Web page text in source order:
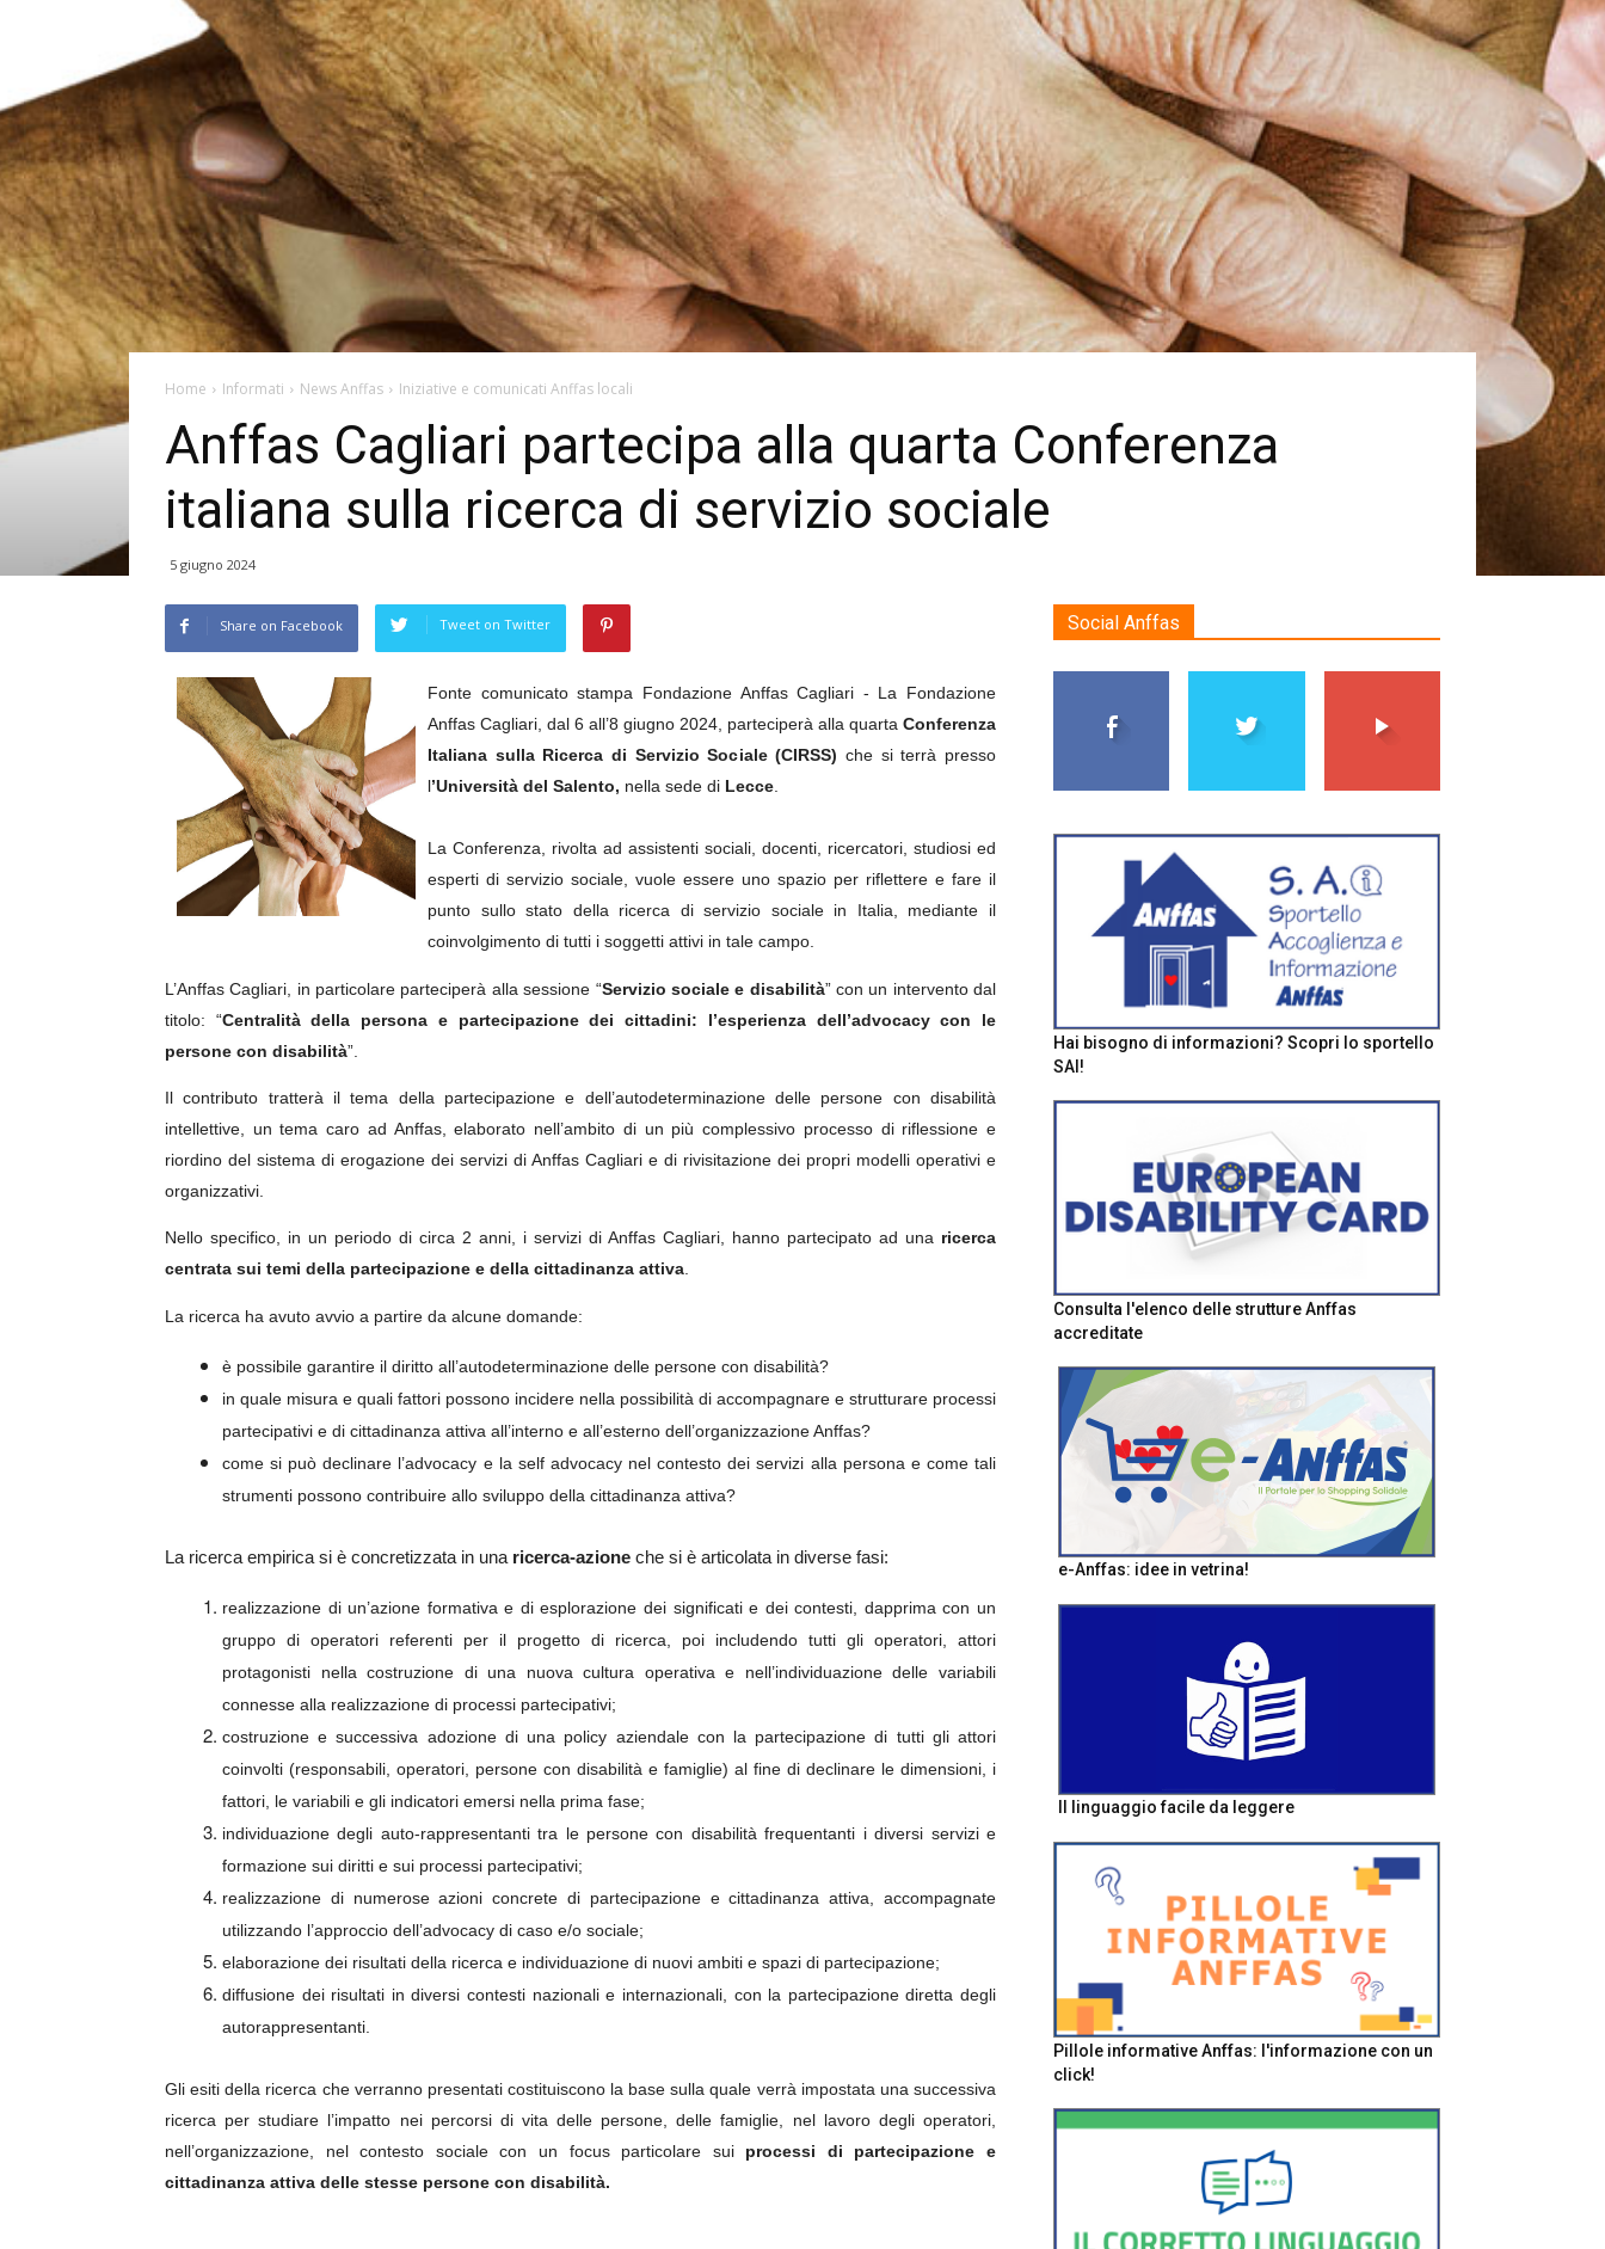
Home Informati News Anffas Iniziative e comunicati Anffas locali
Anffas Cagliari partecipa alla quarta Conferenza
italiana sulla ricerca di servizio sociale
5 giugno 2024
Share on Facebook Tweet on Twitter
Fonte comunicato stampa Fondazione Anffas Cagliari - La Fondazione
Anffas Cagliari, dal 6 all’8 giugno 2024, parteciperà alla quarta Conferenza
Italiana sulla Ricerca di Servizio Sociale (CIRSS) che si terrà presso
l’Università del Salento, nella sede di Lecce.
La Conferenza, rivolta ad assistenti sociali, docenti, ricercatori, studiosi ed
esperti di servizio sociale, vuole essere uno spazio per riflettere e fare il
punto sullo stato della ricerca di servizio sociale in Italia, mediante il
coinvolgimento di tutti i soggetti attivi in tale campo.
L’Anffas Cagliari, in particolare parteciperà alla sessione “Servizio sociale e disabilità” con un intervento dal
titolo: “Centralità della persona e partecipazione dei cittadini: l’esperienza dell’advocacy con le
persone con disabilità”.
Il contributo tratterà il tema della partecipazione e dell’autodeterminazione delle persone con disabilità
intellettive, un tema caro ad Anffas, elaborato nell’ambito di un più complessivo processo di riflessione e
riordino del sistema di erogazione dei servizi di Anffas Cagliari e di rivisitazione dei propri modelli operativi e
organizzativi.
Nello specifico, in un periodo di circa 2 anni, i servizi di Anffas Cagliari, hanno partecipato ad una ricerca
centrata sui temi della partecipazione e della cittadinanza attiva.
La ricerca ha avuto avvio a partire da alcune domande:
è possibile garantire il diritto all’autodeterminazione delle persone con disabilità?
in quale misura e quali fattori possono incidere nella possibilità di accompagnare e strutturare processi
partecipativi e di cittadinanza attiva all’interno e all’esterno dell’organizzazione Anffas?
come si può declinare l’advocacy e la self advocacy nel contesto dei servizi alla persona e come tali
strumenti possono contribuire allo sviluppo della cittadinanza attiva?
La ricerca empirica si è concretizzata in una ricerca-azione che si è articolata in diverse fasi:
realizzazione di un’azione formativa e di esplorazione dei significati e dei contesti, dapprima con un
gruppo di operatori referenti per il progetto di ricerca, poi includendo tutti gli operatori, attori
protagonisti nella costruzione di una nuova cultura operativa e nell’individuazione delle variabili
connesse alla realizzazione di processi partecipativi;
costruzione e successiva adozione di una policy aziendale con la partecipazione di tutti gli attori
coinvolti (responsabili, operatori, persone con disabilità e famiglie) al fine di declinare le dimensioni, i
fattori, le variabili e gli indicatori emersi nella prima fase;
individuazione degli auto-rappresentanti tra le persone con disabilità frequentanti i diversi servizi e
formazione sui diritti e sui processi partecipativi;
realizzazione di numerose azioni concrete di partecipazione e cittadinanza attiva, accompagnate
utilizzando l’approccio dell’advocacy di caso e/o sociale;
elaborazione dei risultati della ricerca e individuazione di nuovi ambiti e spazi di partecipazione;
diffusione dei risultati in diversi contesti nazionali e internazionali, con la partecipazione diretta degli
autorappresentanti.
Gli esiti della ricerca che verranno presentati costituiscono la base sulla quale verrà impostata una successiva
ricerca per studiare l’impatto nei percorsi di vita delle persone, delle famiglie, nel lavoro degli operatori,
nell’organizzazione, nel contesto sociale con un focus particolare sui processi di partecipazione e
cittadinanza attiva delle stesse persone con disabilità.
Social Anffas
Hai bisogno di informazioni? Scopri lo sportello
SAI!
Consulta l'elenco delle strutture Anffas
accreditate
e-Anffas: idee in vetrina!
Il linguaggio facile da leggere
Pillole informative Anffas: l'informazione con un
click!